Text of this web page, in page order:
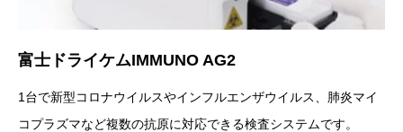
富士ドライケムIMMUNO AG2
1台で新型コロナウイルスやインフルエンザウイルス、肺炎マイ
コプラズマなど複数の抗原に対応できる検査システムです。